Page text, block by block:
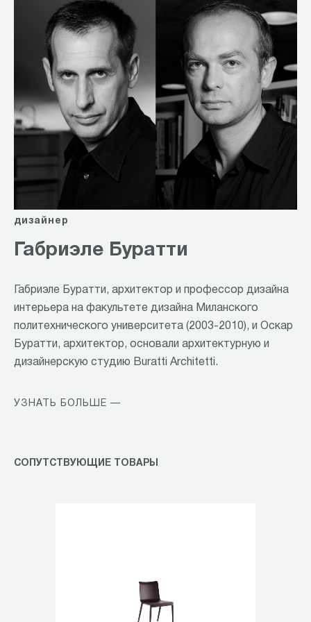
дизайнер
Габриэле Буратти
Габриэле Буратти, архитектор и профессор дизайна
интерьера на факультете дизайна Миланского
политехнического университета (2003-2010), и Оскар
Буратти, архитектор, основали архитектурную и
дизайнерскую студию Buratti Architetti.
УЗНАТЬ БОЛЬШЕ —
СОПУТСТВУЮЩИЕ ТОВАРЫ